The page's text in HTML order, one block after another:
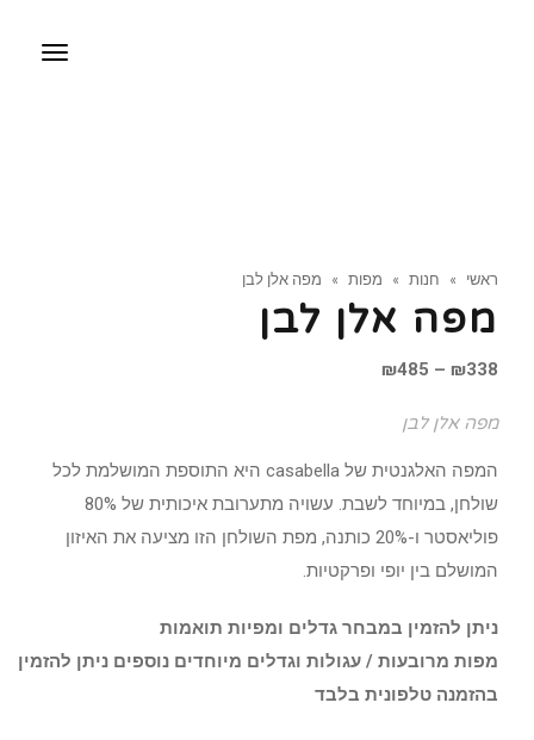
תפריט
ראשי » חנות » מפות » מפה אלן לבן
מפה אלן לבן
₪338
–
₪485
טווח
עד
מפה אלן לבן
המפה האלגנטית של casabella היא התוספת המושלמת לכל
שולחן, במיוחד לשבת. עשויה מתערובת איכותית של 80%
פוליאסטר ו-20% כותנה, מפת השולחן הזו מציעה את האיזון
המושלם בין יופי ופרקטיות.
ניתן להזמין במבחר גדלים ומפיות תואמות
מפות מרובעות / עגולות וגדלים מיוחדים נוספים ניתן להזמין
בהזמנה טלפונית בלבד